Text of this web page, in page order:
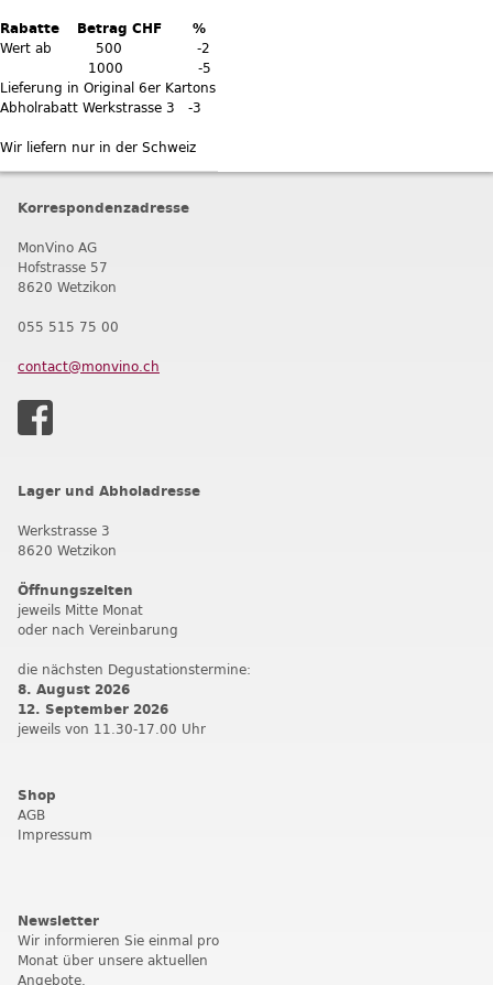
Rabatte Betrag CHF %
Wert ab 500 -2
1000 -5
Lieferung in Original 6er Kartons
Abholrabatt Werkstrasse 3 -3
Wir liefern nur in der Schweiz
Korrespondenzadresse
MonVino AG
Hofstrasse 57
8620 Wetzikon
055 515 75 00
contact@monvino.ch
Lager und Abholadresse
Werkstrasse 3
8620 Wetzikon
Öffnungszeiten
jeweils Mitte Monat
oder nach Vereinbarung
die nächsten Degustationstermine:
8. August 2026
12. September 2026
jeweils von 11.30-17.00 Uhr
Shop
AGB
Impressum
Newsletter
Wir informieren Sie einmal pro
Monat über unsere aktuellen
Angebote.